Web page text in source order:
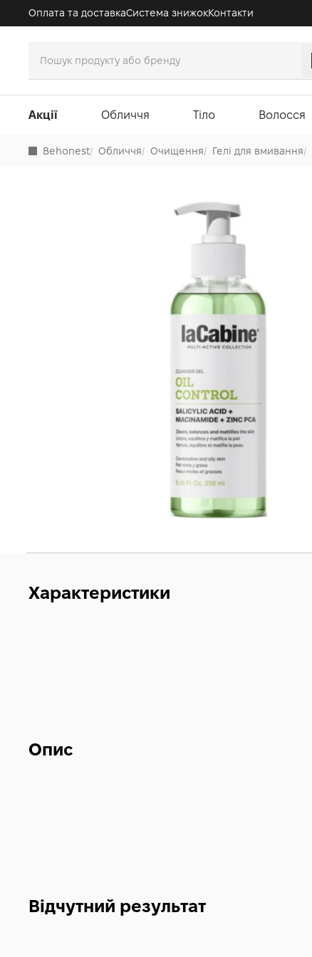
Оплата та доставкаСистема знижокКонтакти
Акції Обличчя Тіло Волосся
Behonest/ Обличчя/ Очищення/ Гелі для вмивання/
Характеристики
Опис
Відчутний результат